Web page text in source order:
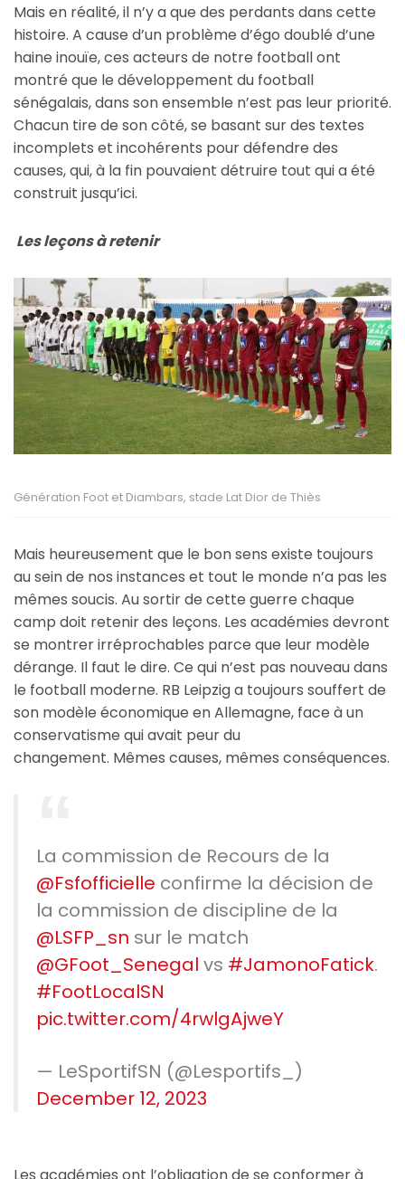
Mais en réalité, il n’y a que des perdants dans cette
histoire. A cause d’un problème d’égo doublé d’une
haine inouïe, ces acteurs de notre football ont
montré que le développement du football
sénégalais, dans son ensemble n’est pas leur priorité.
Chacun tire de son côté, se basant sur des textes
incomplets et incohérents pour défendre des
causes, qui, à la fin pouvaient détruire tout qui a été
construit jusqu’ici.
Les leçons à retenir
Génération Foot et Diambars, stade Lat Dior de Thiès
Mais heureusement que le bon sens existe toujours
au sein de nos instances et tout le monde n’a pas les
mêmes soucis. Au sortir de cette guerre chaque
camp doit retenir des leçons. Les académies devront
se montrer irréprochables parce que leur modèle
dérange. Il faut le dire. Ce qui n’est pas nouveau dans
le football moderne. RB Leipzig a toujours souffert de
son modèle économique en Allemagne, face à un
conservatisme qui avait peur du
changement. Mêmes causes, mêmes conséquences.
La commission de Recours de la
@Fsfofficielle confirme la décision de
la commission de discipline de la
@LSFP_sn sur le match
@GFoot_Senegal vs #JamonoFatick.
#FootLocalSN
pic.twitter.com/4rwlgAjweY
— LeSportifSN (@Lesportifs_)
December 12, 2023
Les académies ont l’obligation de se conformer à